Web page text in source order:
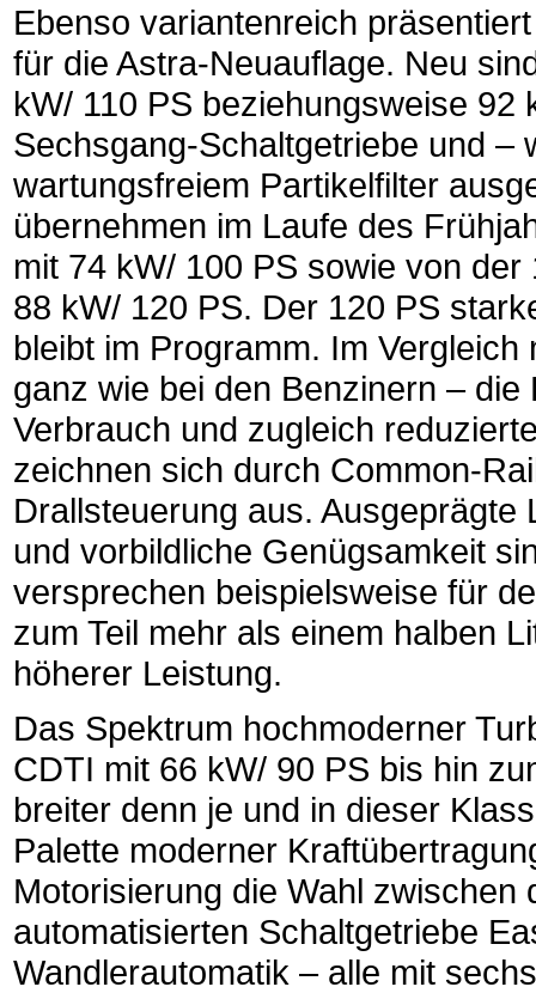
Ebenso variantenreich
für die Astra-Neuauflage. Neu
kW/ 110 PS beziehungsweise
Sechsgang-Schaltgetriebe und –
wartungsfreiem Partikelfilter
übernehmen im Laufe des
mit 74 kW/ 100 PS sowie von
88 kW/ 120 PS. Der 120 PS
bleibt im Programm. Im
ganz wie bei den Benzinern –
Verbrauch und zugleich
zeichnen sich durch Common-
Drallsteuerung aus.
und vorbildliche Genügsamkeit
versprechen beispielsweise für
zum Teil mehr als einem halben
höherer Leistung.
Das Spektrum hochmoderner
CDTI mit 66 kW/ 90 PS bis hin
breiter denn je und in dieser
Palette moderner
Motorisierung die Wahl
automatisierten Schaltgetriebe
Wandlerautomatik – alle mit